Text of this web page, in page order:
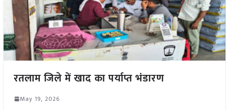
रतलाम जिले में खाद का पर्याप्त भंडारण
May 19, 2026